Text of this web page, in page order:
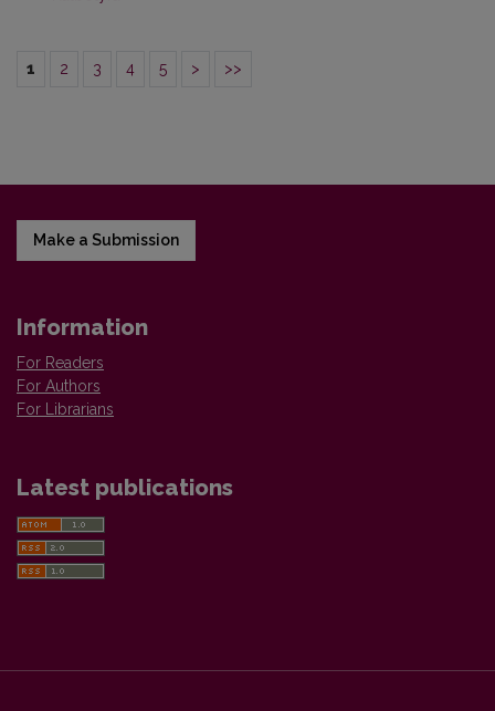
1 2 3 4 5 > >>
Make a Submission
Information
For Readers
For Authors
For Librarians
Latest publications